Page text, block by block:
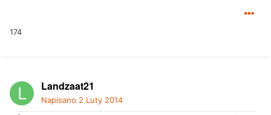
174
Landzaat21
Napisano 2 Luty 2014